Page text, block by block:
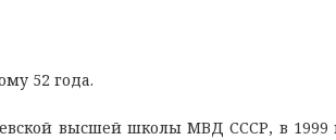
52 года.
высшей школы МВД СССР, в 1999